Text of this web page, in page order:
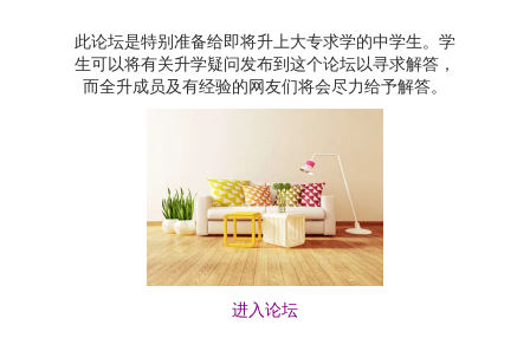
此论坛是特别准备给即将升上大专求学的中学生。学
生可以将有关升学疑问发布到这个论坛以寻求解答，
而全升成员及有经验的网友们将会尽力给予解答。
进入论坛